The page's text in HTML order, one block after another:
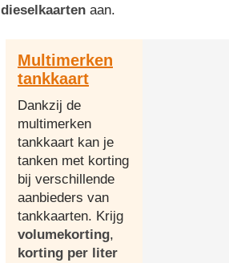
dieselkaarten aan.
Multimerken
tankkaart
Dankzij de
multimerken
tankkaart kan je
tanken met korting
bij verschillende
aanbieders van
tankkaarten. Krijg
volumekorting,
korting per liter